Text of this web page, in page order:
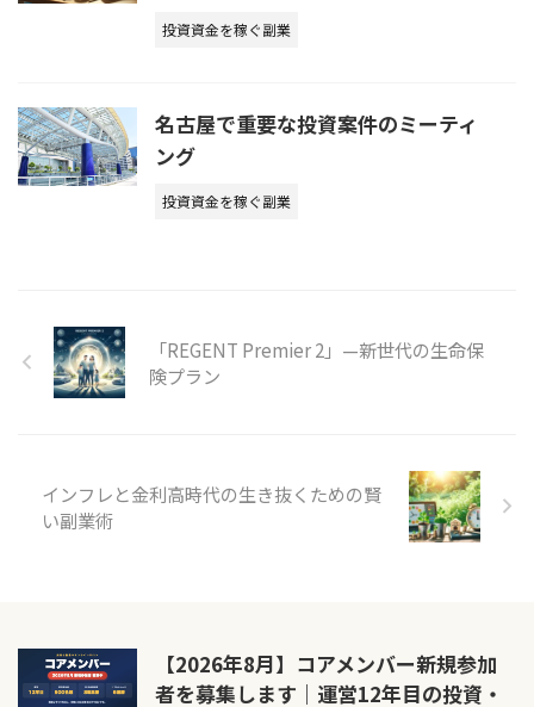
投資資金を稼ぐ副業
名古屋で重要な投資案件のミーティ
ング
投資資金を稼ぐ副業
「REGENT Premier 2」—新世代の生命保
険プラン
インフレと金利高時代の生き抜くための賢
い副業術
【2026年8月】コアメンバー新規参加
者を募集します｜運営12年目の投資・